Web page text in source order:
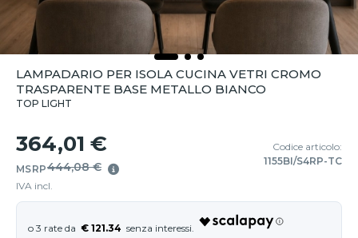
LAMPADARIO PER ISOLA CUCINA VETRI CROMO
TRASPARENTE BASE METALLO BIANCO
TOP LIGHT
364,01 €
MSRP444,08 €
IVA incl.
Codice articolo:
1155BI/S4RP-TC
€ 121.34